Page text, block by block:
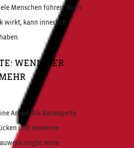
Menschen führen: Auch
wirkt, kann innerlich
WENN DER
Arbeit. Als Bauexperte
und moderne
zeigte seine